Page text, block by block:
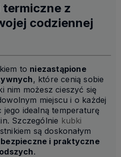
termiczne z
codziennej
to niezastąpione
, które cenią sobie
nim możesz cieszyć się
miejscu i o każdej
idealną temperaturę
Szczególnie kubki
są doskonałym
bezpieczne i praktyczne
.